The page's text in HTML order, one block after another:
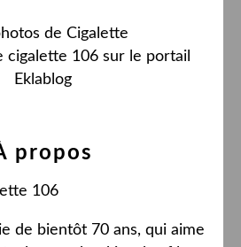
de Cigalette
cigalette 106sur le portail
Eklablog
propos
de bientôt 70 ans, qui aime